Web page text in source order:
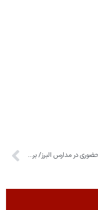
لغو امتحانات حضوری در مدارس البرز/ برگزاری مجازی مطالبه والدین بود